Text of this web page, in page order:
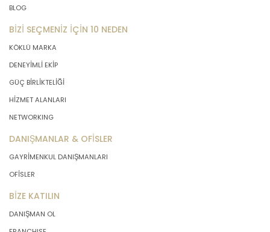
BLOG
BİZİ SEÇMENİZ İÇİN 10 NEDEN
KÖKLÜ MARKA
DENEYİMLİ EKİP
GÜÇ BİRLİKTELİĞİ
HİZMET ALANLARI
NETWORKING
DANIŞMANLAR & OFİSLER
GAYRİMENKUL DANIŞMANLARI
OFİSLER
BİZE KATILIN
DANIŞMAN OL